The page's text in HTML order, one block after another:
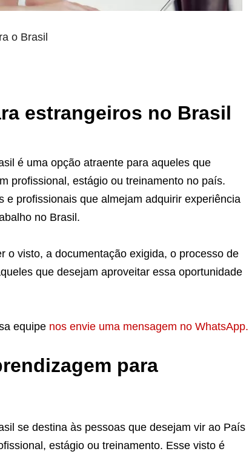
o Brasil
estrangeiros no Brasil
é uma opção atraente para aqueles que
profissional, estágio ou treinamento no país.
profissionais que almejam adquirir experiência
no Brasil.
o visto, a documentação exigida, o processo de
que desejam aproveitar essa oportunidade
equipe nos envie uma mensagem no WhatsApp.
para
se destina às pessoas que desejam vir ao País
estágio ou treinamento. Esse visto é